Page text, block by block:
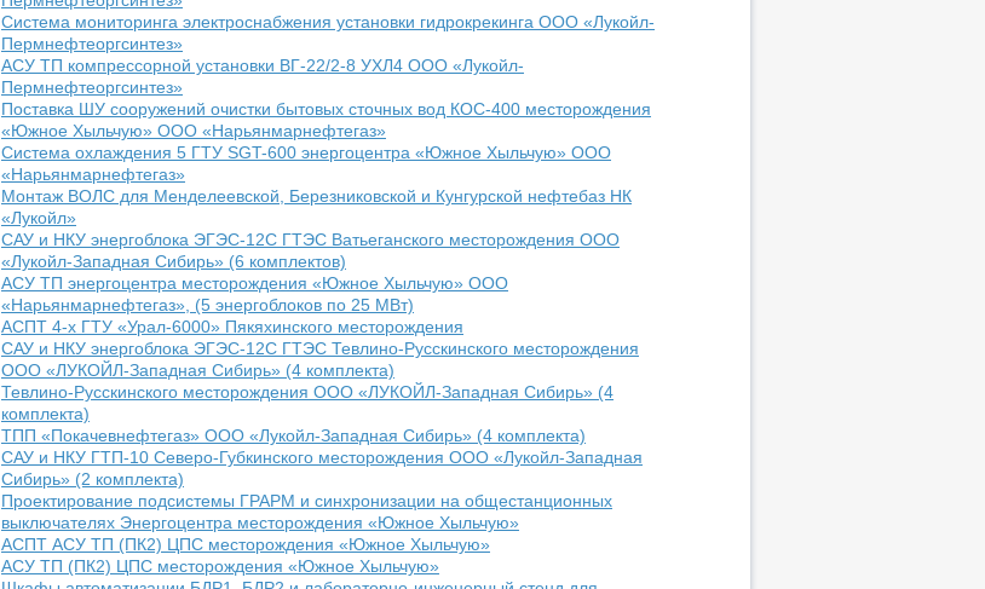
Система мониторинга электроснабжения установки гидрокрекинга ООО «Лукойл-
Пермнефтеоргсинтез»
АСУ ТП компрессорной установки ВГ-22/2-8 УХЛ4 ООО «Лукойл-
Пермнефтеоргсинтез»
Поставка ШУ сооружений очистки бытовых сточных вод КОС-400 месторождения
«Южное Хыльчую» ООО «Нарьянмарнефтегаз»
Система охлаждения 5 ГТУ SGT-600 энергоцентра «Южное Хыльчую» ООО
«Нарьянмарнефтегаз»
Монтаж ВОЛС для Менделеевской, Березниковской и Кунгурской нефтебаз НК
«Лукойл»
САУ и НКУ энергоблока ЭГЭС-12С ГТЭС Ватьеганского месторождения ООО
«Лукойл-Западная Сибирь» (6 комплектов)
АСУ ТП энергоцентра месторождения «Южное Хыльчую» ООО
«Нарьянмарнефтегаз», (5 энергоблоков по 25 МВт)
АСПТ 4-х ГТУ «Урал-6000» Пякяхинского месторождения
САУ и НКУ энергоблока ЭГЭС-12С ГТЭС Тевлино-Русскинского месторождения
ООО «ЛУКОЙЛ-Западная Сибирь» (4 комплекта)
Тевлино-Русскинского месторождения ООО «ЛУКОЙЛ-Западная Сибирь» (4
комплекта)
ТПП «Покачевнефтегаз» ООО «Лукойл-Западная Сибирь» (4 комплекта)
САУ и НКУ ГТП-10 Северо-Губкинского месторождения ООО «Лукойл-Западная
Сибирь» (2 комплекта)
Проектирование подсистемы ГРАРМ и синхронизации на общестанционных
выключателях Энергоцентра месторождения «Южное Хыльчую»
АСПТ АСУ ТП (ПК2) ЦПС месторождения «Южное Хыльчую»
АСУ ТП (ПК2) ЦПС месторождения «Южное Хыльчую»